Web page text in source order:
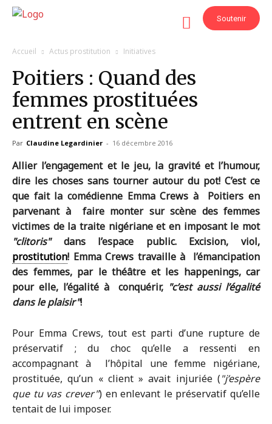
Soutenir
Accueil Actus prostitution Initiatives
Poitiers : Quand des
femmes prostituées
entrent en scène
Par Claudine Legardinier - 16 décembre 2016
Allier l’engagement et le jeu, la gravité et l’humour,
dire les choses sans tourner autour du pot! C’est ce
que fait la comédienne Emma Crews à Poitiers en
parvenant à faire monter sur scène des femmes
victimes de la traite nigériane et en imposant le mot
clitoris dans l’espace public. Excision, viol,
prostitution! Emma Crews travaille à l’émancipation
des femmes, par le théâtre et les happenings, car
pour elle, l’égalité à conquérir,
c’est aussi l’égalité
dans le plaisir !
Pour Emma Crews, tout est parti d’une rupture de
préservatif ; du choc qu’elle a ressenti en
accompagnant à l’hôpital une femme nigériane,
prostituée, qu’un « client » avait injuriée ( j’espère
que tu vas crever ) en enlevant le préservatif qu’elle
tentait de lui imposer.